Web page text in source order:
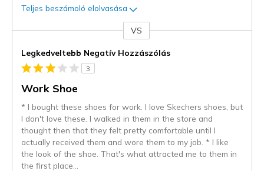
Teljes beszámoló elolvasása
VS
Legkedveltebb Negatív Hozzászólás
3
Work Shoe
* I bought these shoes for work. I love Skechers shoes, but
I don't love these. I walked in them in the store and
thought then that they felt pretty comfortable until I
actually received them and wore them to my job. * I like
the look of the shoe. That's what attracted me to them in
the first place